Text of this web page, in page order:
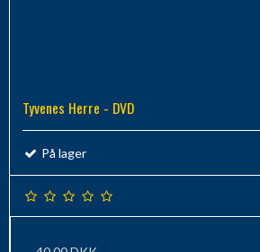
Tyvenes Herre - DVD
På lager